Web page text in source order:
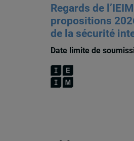
Regards de
propositions
de la sécurité
Date limite de